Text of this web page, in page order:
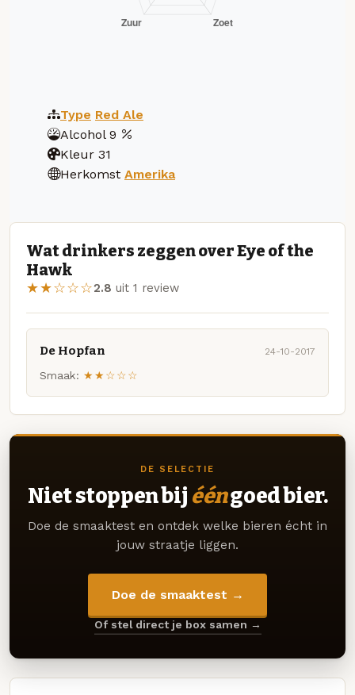
Type Red Ale
Alcohol 9
Kleur 31
Herkomst Amerika
Wat drinkers zeggen over Eye of the
Hawk
★★☆☆☆2.8 uit 1 review
De Hopfan 24-10-2017
Smaak: ★★☆☆☆
DE SELECTIE
Niet stoppen bij ééngoed bier.
Doe de smaaktest en ontdek welke bieren écht in
jouw straatje liggen.
Doe de smaaktest →
Of stel direct je box samen →